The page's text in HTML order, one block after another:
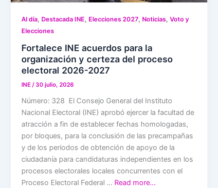
Al día, Destacada INE, Elecciones 2027, Noticias,Voto y
Elecciones
Fortalece INE acuerdos para la
organización y certeza del proceso
electoral 2026-2027
INE/30 julio, 2026
Número: 328 El Consejo General del Instituto
Nacional Electoral (INE) aprobó ejercer la facultad de
atracción a fin de establecer fechas homologadas,
por bloques, para la conclusión de las precampañas
y de los periodos de obtención de apoyo de la
ciudadanía para candidaturas independientes en los
procesos electorales locales concurrentes con el
Proceso Electoral Federal … Read more…